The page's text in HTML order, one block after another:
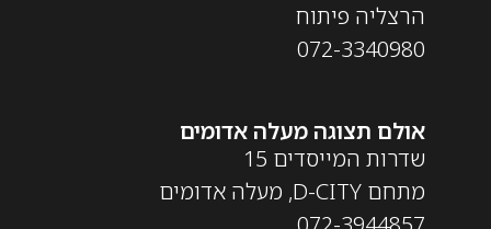
הרצליה פיתוח
072-3340980
אולם תצוגה מעלה אדומים
שדרות המייסדים 15
מתחם D-CITY, מעלה אדומים